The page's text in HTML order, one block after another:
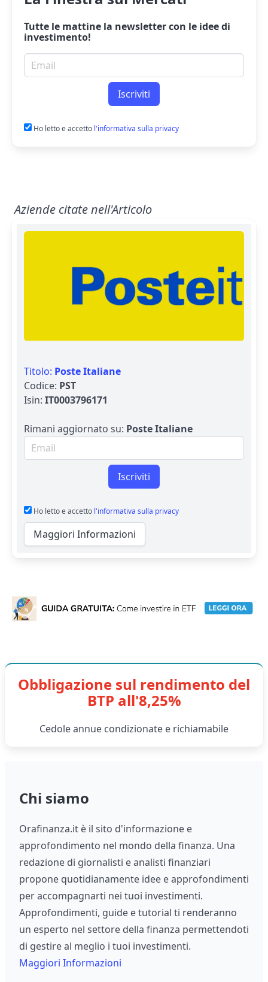
Tutte le mattine la newslettercon le idee di
investimento!
Email per newsletter
Iscriviti
Ho letto e accetto l'informativa sulla privacy
Aziende citate nell'Articolo
Titolo: Poste Italiane
Codice: PST
Isin: IT0003796171
Rimani aggiornato su: Poste Italiane
Email per newsletter
Iscriviti
Ho letto e accetto l'informativa sulla privacy
Maggiori Informazioni
Obbligazione sul rendimento del
BTP all'8,25%
Cedole annue condizionate e richiamabile
Chi siamo
Orafinanza.it è il sito d'informazione e
approfondimento nel mondo della finanza. Una
redazione di giornalisti e analisti finanziari
propone quotidianamente idee e approfondimenti
per accompagnarti nei tuoi investimenti.
Approfondimenti, guide e tutorial ti renderanno
un esperto nel settore della finanza permettendoti
di gestire al meglio i tuoi investimenti.
Maggiori Informazioni